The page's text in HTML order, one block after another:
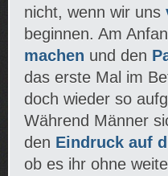
nicht, wenn wir uns
beginnen. Am
machen und den
das erste Mal im
doch wieder so
Während Männer
den Eindruck auf
ob es ihr ohne